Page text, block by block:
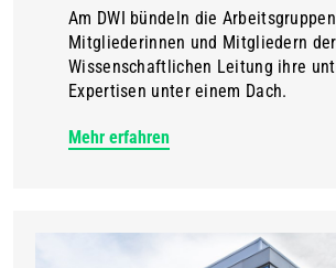
Am DWI bündeln die
Mitgliederinnen und Mitgliedern der
Wissenschaftlichen Leitung ihre
Expertisen unter einem Dach.
Mehr erfahren